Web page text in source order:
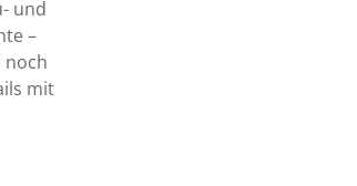
und
–
noch
mit